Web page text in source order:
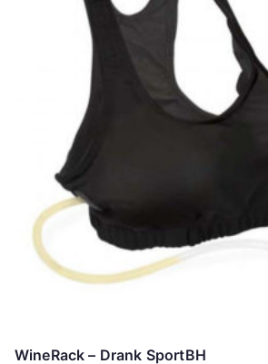
WineRack – Drank SportBH